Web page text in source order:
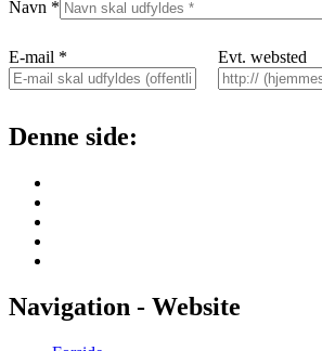
Navn *
E-mail * Evt. websted
Denne side:
Navigation - Website